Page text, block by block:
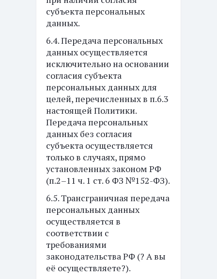
субъекта персональных
данных.
6.4. Передача персональных
данных осуществляется
исключительно на основании
согласия субъекта
персональных данных для
целей, перечисленных в п.6.3
настоящей Политики.
Передача персональных
данных без согласия
субъекта осуществляется
только в случаях, прямо
установленных законом РФ
(п.2–11 ч. 1 ст. 6 ФЗ №152-ФЗ).
6.5. Трансграничная передача
персональных данных
осуществляется в
соответствии с
требованиями
законодательства РФ (? А вы
её осуществляете?).